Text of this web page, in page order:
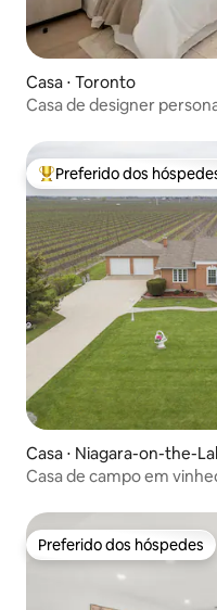
Casa ⋅ Toronto
Casa de designer
Entre os melhores
Preferido dos
Casa ⋅ Niagara-on-the-
Casa de campo em
Preferido dos hóspedes
Preferido dos hóspedes